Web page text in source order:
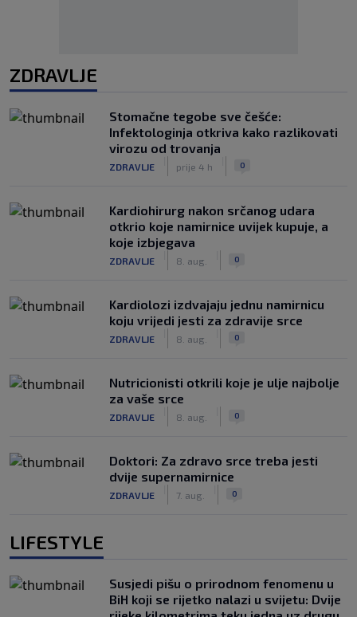
ZDRAVLJE
Stomačne tegobe sve češće:
Infektologinja otkriva kako razlikovati
virozu od trovanja
ZDRAVLJE prije 4 h 0
Kardiohirurg nakon srčanog udara
otkrio koje namirnice uvijek kupuje, a
koje izbjegava
ZDRAVLJE 8. aug. 0
Kardiolozi izdvajaju jednu namirnicu
koju vrijedi jesti za zdravije srce
ZDRAVLJE 8. aug. 0
Nutricionisti otkrili koje je ulje najbolje
za vaše srce
ZDRAVLJE 8. aug. 0
Doktori: Za zdravo srce treba jesti
dvije supernamirnice
ZDRAVLJE 7. aug. 0
LIFESTYLE
Susjedi pišu o prirodnom fenomenu u
BiH koji se rijetko nalazi u svijetu: Dvije